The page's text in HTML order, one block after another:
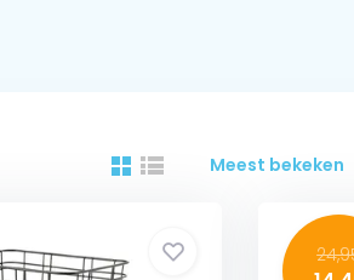
Meest bekeken